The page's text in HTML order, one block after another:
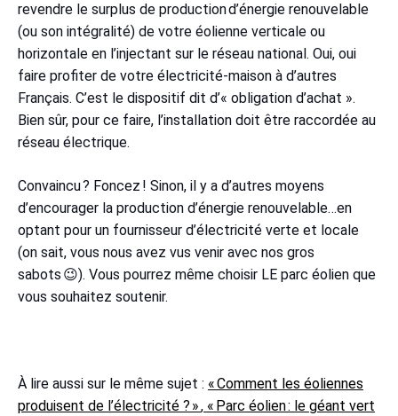
revendre le surplus de production d’énergie renouvelable
(ou son intégralité) de votre éolienne verticale ou
horizontale en l’injectant sur le réseau national. Oui, oui
faire profiter de votre électricité-maison à d’autres
Français. C’est le dispositif dit d’« obligation d’achat ».
Bien sûr, pour ce faire, l’installation doit être raccordée au
réseau électrique.
Convaincu ? Foncez ! Sinon, il y a d’autres moyens
d’encourager la production d’énergie renouvelable…en
optant pour un fournisseur d’électricité verte et locale
(on sait, vous nous avez vus venir avec nos gros
sabots 😉). Vous pourrez même choisir LE parc éolien que
vous souhaitez soutenir.
À lire aussi sur le même sujet : « Comment les éoliennes
produisent de l’électricité ? », « Parc éolien : le géant vert